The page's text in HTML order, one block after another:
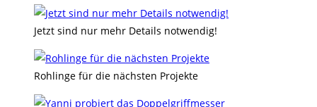
Jetzt sind nur mehr Details notwendig!
Rohlinge für die nächsten Projekte